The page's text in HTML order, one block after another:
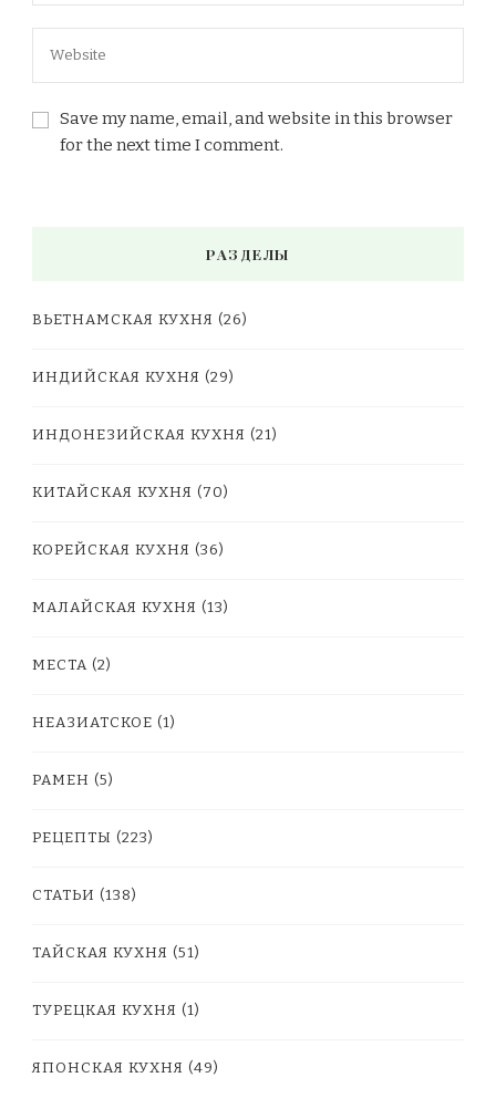
Save my name, email, and website in this browser
for the next time I comment.
РАЗДЕЛЫ
ВЬЕТНАМСКАЯ КУХНЯ (26)
ИНДИЙСКАЯ КУХНЯ (29)
ИНДОНЕЗИЙСКАЯ КУХНЯ (21)
КИТАЙСКАЯ КУХНЯ (70)
КОРЕЙСКАЯ КУХНЯ (36)
МАЛАЙСКАЯ КУХНЯ (13)
МЕСТА (2)
НЕАЗИАТСКОЕ (1)
РАМЕН (5)
РЕЦЕПТЫ (223)
СТАТЬИ (138)
ТАЙСКАЯ КУХНЯ (51)
ТУРЕЦКАЯ КУХНЯ (1)
ЯПОНСКАЯ КУХНЯ (49)